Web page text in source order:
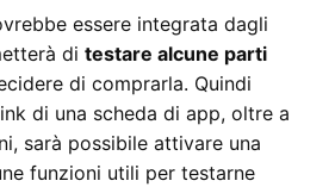
essere integrata dagli
ditestare alcune parti
di comprarla. Quindi
di una scheda di app, oltre a
sarà possibile attivare una
funzioni utili per testarne